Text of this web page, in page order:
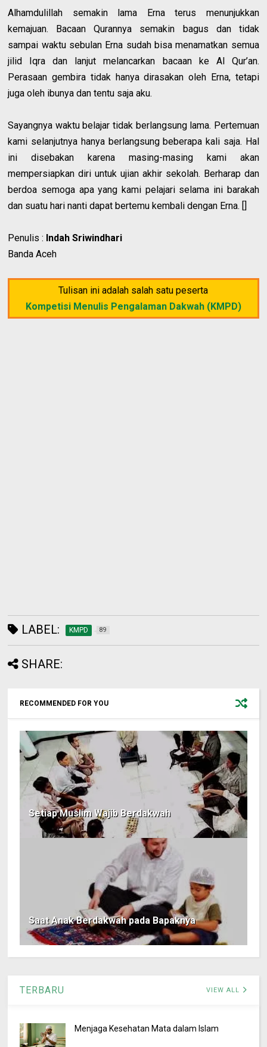
Alhamdulillah semakin lama Erna terus menunjukkan
kemajuan. Bacaan Qurannya semakin bagus dan tidak
sampai waktu sebulan Erna sudah bisa menamatkan semua
jilid Iqra dan lanjut melancarkan bacaan ke Al Qur’an.
Perasaan gembira tidak hanya dirasakan oleh Erna, tetapi
juga oleh ibunya dan tentu saja aku.
Sayangnya waktu belajar tidak berlangsung lama. Pertemuan
kami selanjutnya hanya berlangsung beberapa kali saja. Hal
ini disebakan karena masing-masing kami akan
mempersiapkan diri untuk ujian akhir sekolah. Berharap dan
berdoa semoga apa yang kami pelajari selama ini barakah
dan suatu hari nanti dapat bertemu kembali dengan Erna. []
Penulis : Indah Sriwindhari
Banda Aceh
Tulisan ini adalah salah satu peserta
Kompetisi Menulis Pengalaman Dakwah (KMPD)
LABEL: KMPD 89
SHARE:
RECOMMENDED FOR YOU
Setiap Muslim Wajib Berdakwah
Saat Anak Berdakwah pada Bapaknya
TERBARU VIEW ALL
Menjaga Kesehatan Mata dalam Islam